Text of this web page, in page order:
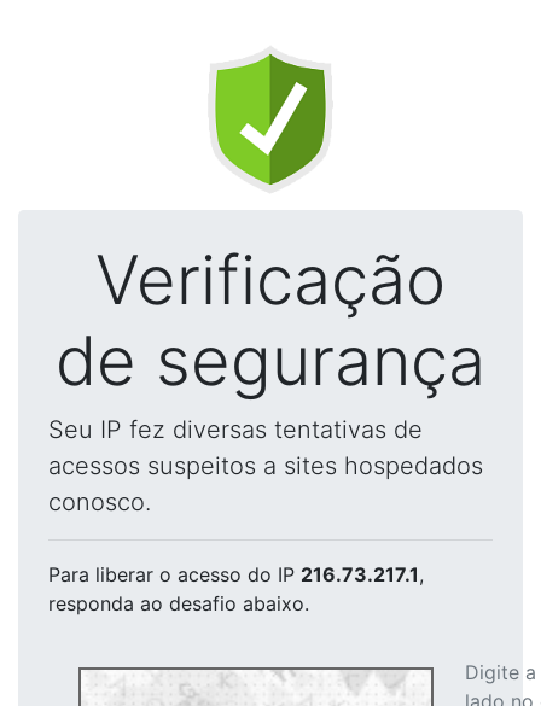
Verificação
de segurança
Seu IP fez diversas tentativas de
acessos suspeitos a sites hospedados
conosco.
Para liberar o acesso do IP 216.73.217.1,
responda ao desafio abaixo.
Digite
lado no